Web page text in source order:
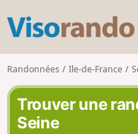
s
r
Randonnées Ile-de-France
Trouver une
Seine